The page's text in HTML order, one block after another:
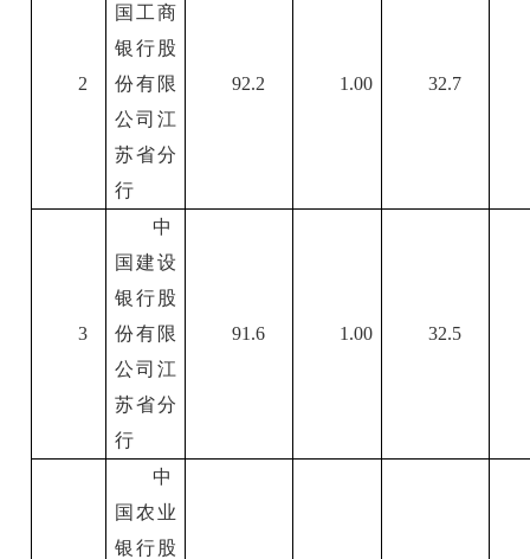
2
国工商
银行股
份有限
公司江
苏省分
行
92.2 1.00 32.7
3
中
国建设
银行股
份有限
公司江
苏省分
行
91.6 1.00 32.5
中
国农业
银行股